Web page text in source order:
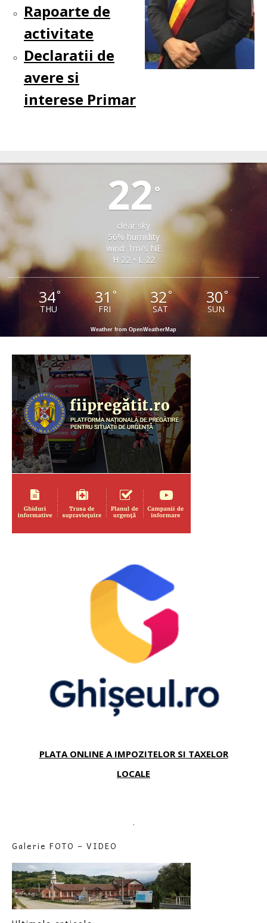
Rapoarte de
activitate
Declaratii de
avere si
interese Primar
22 °
clear sky
56% humidity
wind: 1m/s NE
H 22 • L 22
34°
THU
31°
FRI
32°
SAT
30°
SUN
Weather from OpenWeatherMap
PLATA ONLINE A IMPOZITELOR SI TAXELOR
LOCALE
.
Galerie FOTO – VIDEO